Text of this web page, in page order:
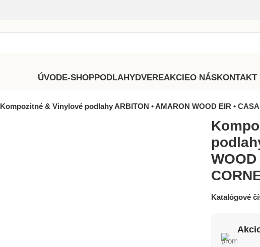
ÚVODE-SHOPPODLAHYDVEREAKCIEO NÁSKONTAKT
Kompozitné & Vinylové podlahy ARBITON • AMARON WOOD EIR •
WOOD
Katalógové